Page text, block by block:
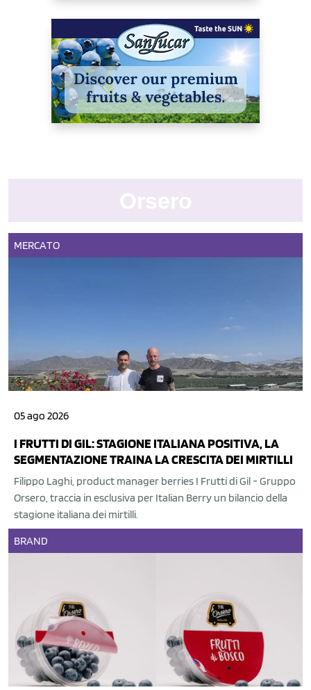
MERCATO
05 ago 2026
I FRUTTI DI GIL: STAGIONE ITALIANA POSITIVA, LA
SEGMENTAZIONE TRAINA LA CRESCITA DEI MIRTILLI
Filippo Laghi, product manager berries I Frutti di Gil - Gruppo
Orsero, traccia in esclusiva per Italian Berry un bilancio della
stagione italiana dei mirtilli.
BRAND